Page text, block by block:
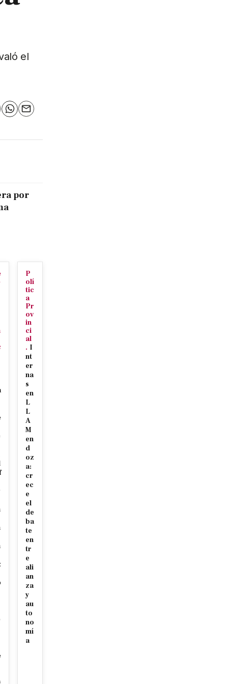
el
WhatsApp
Email
por
P
olí
tic
a
Pr
ov
in
ci
al
. I
nt
er
na
s
en
L
L
A
M
en
d
oz
a:
cr
ec
e
el
de
ba
te
en
tr
e
ali
an
za
y
au
to
no
mí
a